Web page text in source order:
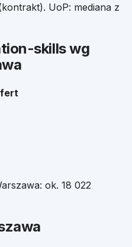
UoP: mediana z
skillswg
: ok. 18 022